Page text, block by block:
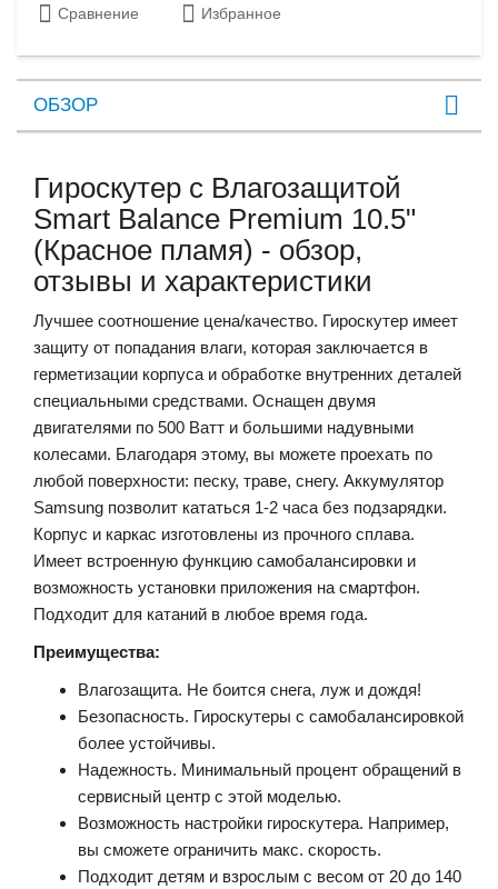
Сравнение Избранное
ОБЗОР
Гироскутер с Влагозащитой
Smart Balance Premium 10.5"
(Красное пламя) - обзор,
отзывы и характеристики
Лучшее соотношение цена/качество. Гироскутер имеет
защиту от попадания влаги, которая заключается в
герметизации корпуса и обработке внутренних деталей
специальными средствами. Оснащен двумя
двигателями по 500 Ватт и большими надувными
колесами. Благодаря этому, вы можете проехать по
любой поверхности: песку, траве, снегу. Аккумулятор
Samsung позволит кататься 1-2 часа без подзарядки.
Корпус и каркас изготовлены из прочного сплава.
Имеет встроенную функцию самобалансировки и
возможность установки приложения на смартфон.
Подходит для катаний в любое время года.
Преимущества:
Влагозащита. Не боится снега, луж и дождя!
Безопасность. Гироскутеры с самобалансировкой
более устойчивы.
Надежность. Минимальный процент обращений в
сервисный центр с этой моделью.
Возможность настройки гироскутера. Например,
вы сможете ограничить макс. скорость.
Подходит детям и взрослым с весом от 20 до 140